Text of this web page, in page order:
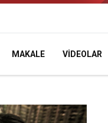
MAKALE VIDEOLAR